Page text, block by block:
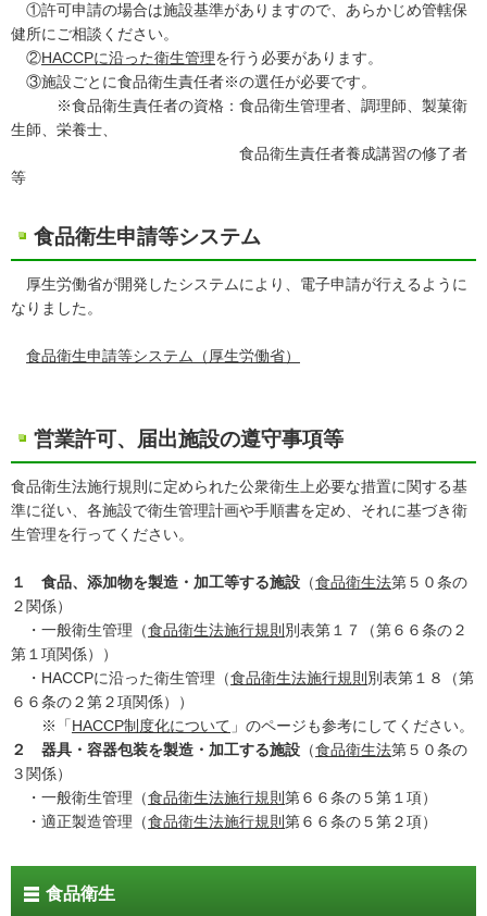
①許可申請の場合は施設基準がありますので、あらかじめ管轄保
健所にご相談ください。
②HACCPに沿った衛生管理を行う必要があります。
③施設ごとに食品衛生責任者※の選任が必要です。
※食品衛生責任者の資格：食品衛生管理者、調理師、製菓衛
生師、栄養士、
食品衛生責任者養成講習の修了者
等
食品衛生申請等システム
厚生労働省が開発したシステムにより、電子申請が行えるように
なりました。
食品衛生申請等システム（厚生労働省）
営業許可、届出施設の遵守事項等
食品衛生法施行規則に定められた公衆衛生上必要な措置に関する基
準に従い、各施設で衛生管理計画や手順書を定め、それに基づき衛
生管理を行ってください。
１ 食品、添加物を製造・加工等する施設 （食品衛生法第５０条の
２関係）
・一般衛生管理（食品衛生法施行規則 別表第１７（第６６条の２
第１項関係））
・HACCPに沿った衛生管理（食品衛生法施行規則 別表第１８（第
６６条の２第２項関係））
※「HACCP制度化について 」のページも参考にしてください。
２ 器具・容器包装を製造・加工する施設 （食品衛生法第５０条の
３関係）
・一般衛生管理（食品衛生法施行規則 第６６条の５第１項）
・適正製造管理（食品衛生法施行規則 第６６条の５第２項）
食品衛生